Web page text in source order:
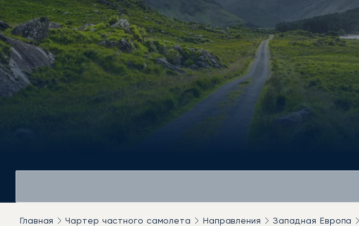
Главная Чартер частного самолета Направления Западная Европа